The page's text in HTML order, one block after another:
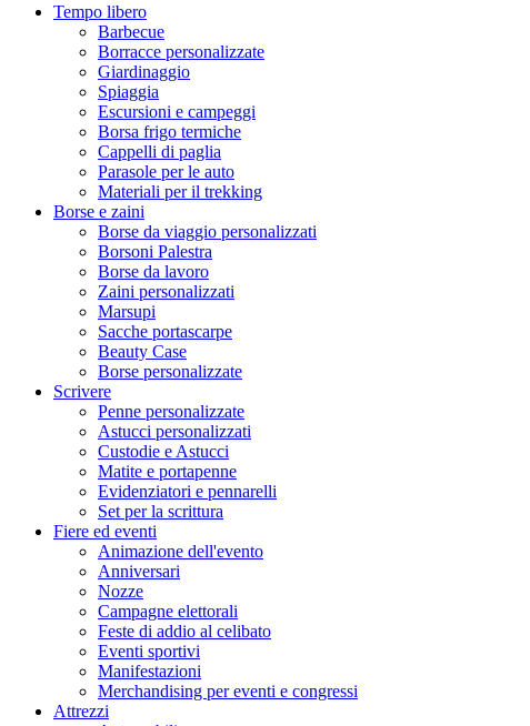
Tempo libero
Barbecue
Borracce personalizzate
Giardinaggio
Spiaggia
Escursioni e campeggi
Borsa frigo termiche
Cappelli di paglia
Parasole per le auto
Materiali per il trekking
Borse e zaini
Borse da viaggio personalizzati
Borsoni Palestra
Borse da lavoro
Zaini personalizzati
Marsupi
Sacche portascarpe
Beauty Case
Borse personalizzate
Scrivere
Penne personalizzate
Astucci personalizzati
Custodie e Astucci
Matite e portapenne
Evidenziatori e pennarelli
Set per la scrittura
Fiere ed eventi
Animazione dell'evento
Anniversari
Nozze
Campagne elettorali
Feste di addio al celibato
Eventi sportivi
Manifestazioni
Merchandising per eventi e congressi
Attrezzi